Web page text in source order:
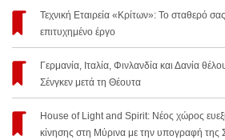
Τεχνική Εταιρεία «Κρίτων»: Το σταθερό
επιτυχημένο έργο
Γερμανία, Ιταλία, Φινλανδία και Δανία
Σένγκεν μετά τη Θέουτα
House of Light and Spirit: Νέος χώρος
κίνησης στη Μύρινα με την υπογραφή